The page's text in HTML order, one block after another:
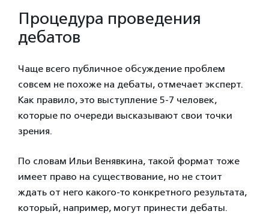
Процедура проведения
дебатов
Чаще всего публичное обсуждение проблем
совсем не похоже на дебаты, отмечает эксперт.
Как правило, это выступление 5-7 человек,
которые по очереди высказывают свои точки
зрения.
По словам Ильи Венявкина, такой формат тоже
имеет право на существование, но не стоит
ждать от него какого-то конкретного результата,
который, например, могут принести дебаты.